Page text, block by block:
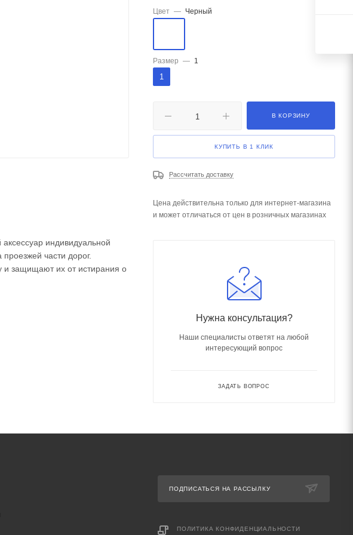
индивидуальной
части дорог.
и защищают их от истирания о
Цвет — Черный
Размер — 1
1
В КОРЗИНУ
КУПИТЬ В 1 КЛИК
Рассчитать доставку
Цена действительна только для интернет-магазина
и может отличаться от цен в розничных магазинах
Нужна консультация?
Наши специалисты ответят на любой
интересующий вопрос
ЗАДАТЬ ВОПРОС
ПОДПИСАТЬСЯ НА РАССЫЛКУ
ПОЛИТИКА КОНФИДЕНЦИАЛЬНОСТИ